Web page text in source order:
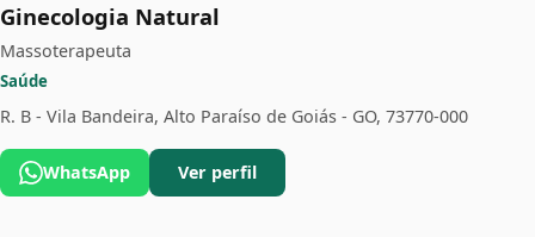
Ginecologia Natural
Massoterapeuta
Saúde
R. B - Vila Bandeira, Alto Paraíso de Goiás - GO, 73770-000
WhatsApp Ver perfil